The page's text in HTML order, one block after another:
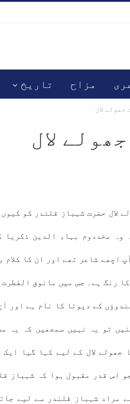
مزاح تاریخ
جھولے لال
لال
لال حضرت شہباز قلندر کو
وہ مخددوم بہاء الدین
اچھے شاعر تھے اور ان کا کلام
رنگ ہے۔ جس میں مانوق
کے دیوتا کا نام ہے اور
تو یہ نہیں سمجھیں کہ
جھولے لال کے لیے کہا گیا
اس قدر مقبول ہوا کہ شہباز
مراد شہباز قلندر سے لیے